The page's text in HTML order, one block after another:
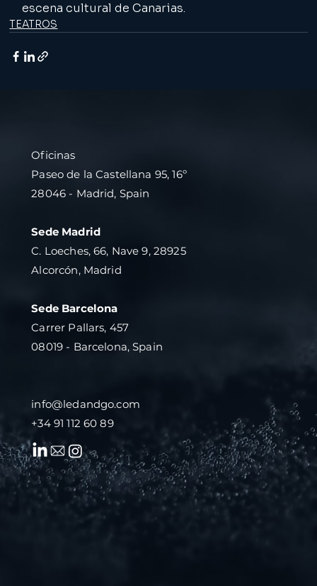
escena cultural de Canarias.
TEATROS
Oficinas
Paseo de la Castellana 95, 16º
28046 - Madrid, Spain
Sede Madrid
C. Loeches, 66, Nave 9, 28925
Alcorcón, Madrid
Sede Barcelona
Carrer Pallars, 457
08019 - Barcelona, Spain
info@ledandgo.com
+34 91 112 60 89